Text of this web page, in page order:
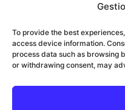
To provide the best
access device information.
process data such as browsing
or withdrawing consent, may